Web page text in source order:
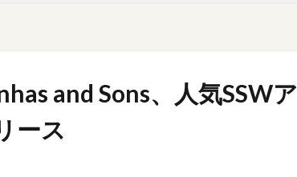
and Sons、人気SSWア
ース